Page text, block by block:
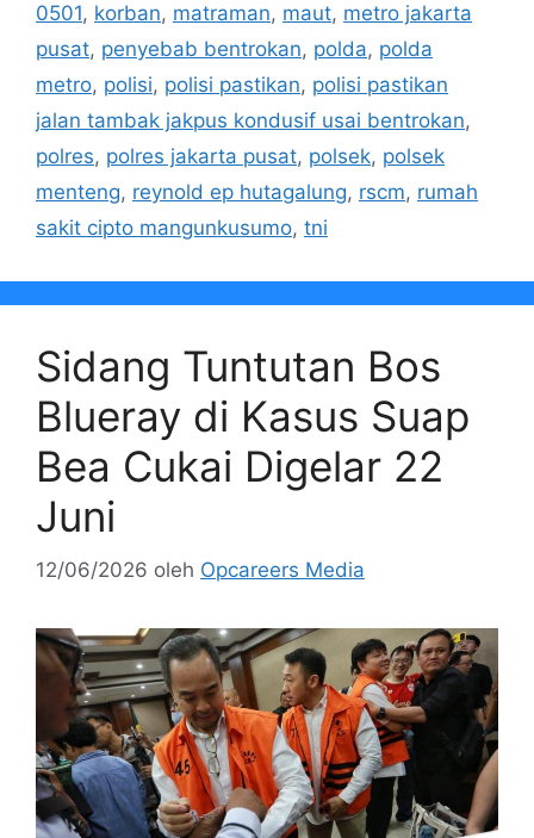
0501, korban, matraman, maut, metro jakarta
pusat, penyebab bentrokan, polda, polda
metro, polisi, polisi pastikan, polisi pastikan
jalan tambak jakpus kondusif usai bentrokan,
polres, polres jakarta pusat, polsek, polsek
menteng, reynold ep hutagalung, rscm, rumah
sakit cipto mangunkusumo, tni
Sidang Tuntutan Bos
Blueray di Kasus Suap
Bea Cukai Digelar 22
Juni
12/06/2026 oleh Opcareers Media